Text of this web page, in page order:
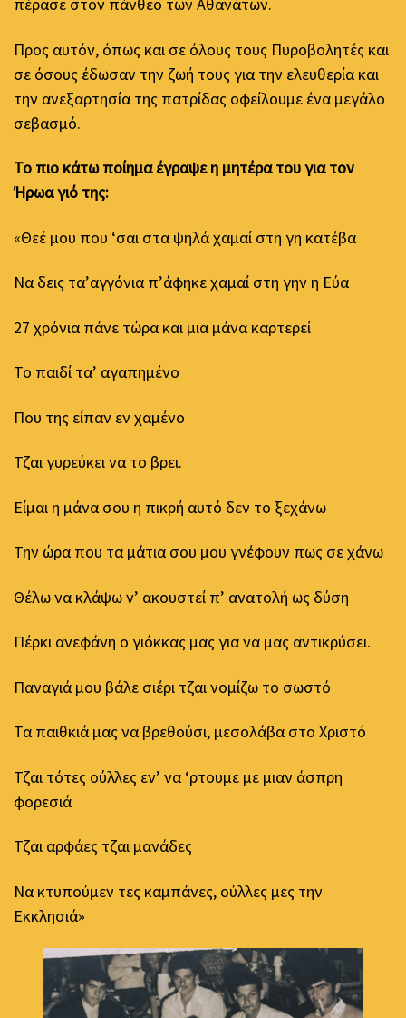
πέρασε στον πάνθεο των Αθανάτων.
Προς αυτόν, όπως και σε όλους τους Πυροβολητές και
σε όσους έδωσαν την ζωή τους για την ελευθερία και
την ανεξαρτησία της πατρίδας οφείλουμε ένα μεγάλο
σεβασμό.
Το πιο κάτω ποίημα έγραψε η μητέρα του για τον
Ήρωα γιό της:
«Θεέ μου που ‘σαι στα ψηλά χαμαί στη γη κατέβα
Να δεις τα’αγγόνια π’άφηκε χαμαί στη γην η Εύα
27 χρόνια πάνε τώρα και μια μάνα καρτερεί
Το παιδί τα’ αγαπημένο
Που της είπαν εν χαμένο
Τζαι γυρεύκει να το βρει.
Είμαι η μάνα σου η πικρή αυτό δεν το ξεχάνω
Την ώρα που τα μάτια σου μου γνέφουν πως σε χάνω
Θέλω να κλάψω ν’ ακουστεί π’ ανατολή ως δύση
Πέρκι ανεφάνη ο γιόκκας μας για να μας αντικρύσει.
Παναγιά μου βάλε σιέρι τζαι νομίζω το σωστό
Τα παιθκιά μας να βρεθούσι, μεσολάβα στο Χριστό
Τζαι τότες ούλλες εν’ να ‘ρτουμε με μιαν άσπρη
φορεσιά
Τζαι αρφάες τζαι μανάδες
Να κτυπούμεν τες καμπάνες, ούλλες μες την
Εκκλησιά»